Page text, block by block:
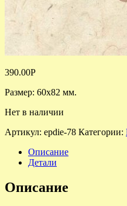
390.00Р
Размер: 60х82 мм.
Нет в наличии
Артикул: epdie-78 Категории:
Описание
Детали
Описание